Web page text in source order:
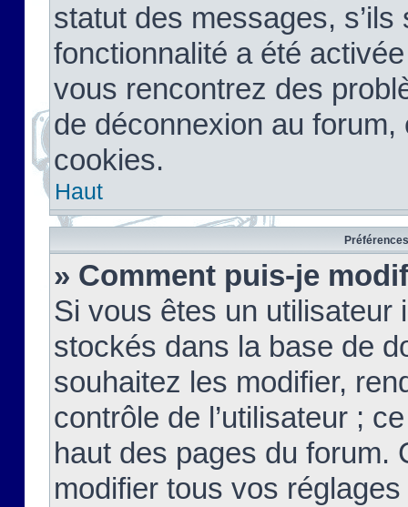
statut des messages,
fonctionnalité a été
vous rencontrez des
de déconnexion au
cookies.
Haut
» Comment puis-je
Si vous êtes un
stockés dans la base de
souhaitez les modifier,
contrôle de l’utilisateur ;
haut des pages du forum.
modifier tous vos